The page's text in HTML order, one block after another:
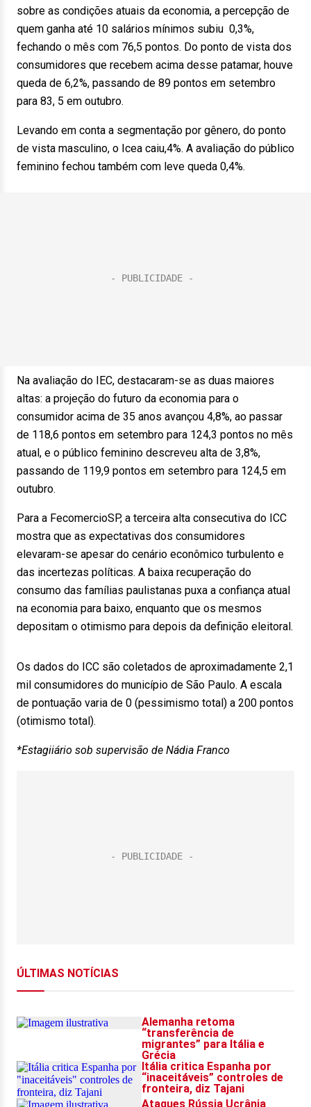
sobre as condições atuais da economia, a percepção de
quem ganha até 10 salários mínimos subiu 0,3%,
fechando o mês com 76,5 pontos. Do ponto de vista dos
consumidores que recebem acima desse patamar, houve
queda de 6,2%, passando de 89 pontos em setembro
para 83, 5 em outubro.
Levando em conta a segmentação por gênero, do ponto
de vista masculino, o Icea caiu,4%. A avaliação do público
feminino fechou também com leve queda 0,4%.
Na avaliação do IEC, destacaram-se as duas maiores
altas: a projeção do futuro da economia para o
consumidor acima de 35 anos avançou 4,8%, ao passar
de 118,6 pontos em setembro para 124,3 pontos no mês
atual, e o público feminino descreveu alta de 3,8%,
passando de 119,9 pontos em setembro para 124,5 em
outubro.
Para a FecomercioSP, a terceira alta consecutiva do ICC
mostra que as expectativas dos consumidores
elevaram-se apesar do cenário econômico turbulento e
das incertezas políticas. A baixa recuperação do
consumo das famílias paulistanas puxa a confiança atual
na economia para baixo, enquanto que os mesmos
depositam o otimismo para depois da definição eleitoral.
Os dados do ICC são coletados de aproximadamente 2,1
mil consumidores do município de São Paulo. A escala
de pontuação varia de 0 (pessimismo total) a 200 pontos
(otimismo total).
*Estagiiário sob supervisão de Nádia Franco